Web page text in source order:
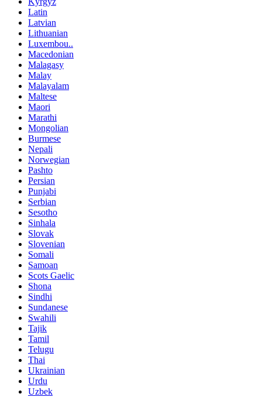
Latin
Latvian
Lithuanian
Luxembou..
Macedonian
Malagasy
Malay
Malayalam
Maltese
Maori
Marathi
Mongolian
Burmese
Nepali
Norwegian
Pashto
Persian
Punjabi
Serbian
Sesotho
Sinhala
Slovak
Slovenian
Somali
Samoan
Scots Gaelic
Shona
Sindhi
Sundanese
Swahili
Tajik
Tamil
Telugu
Thai
Ukrainian
Urdu
Uzbek